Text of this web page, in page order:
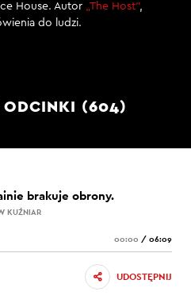
House. Autor „The Host”,
do ludzi.
ODCINKI (604)
brakuje obrony.
KUŹNIAR
00:00 / 06:09
UDOSTĘPNIJ